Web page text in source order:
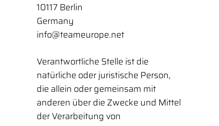
10117 Berlin
Germany
info@teameurope.net
Verantwortliche Stelle ist die
natürliche oder juristische Person,
die allein oder gemeinsam mit
anderen über die Zwecke und Mittel
der Verarbeitung von